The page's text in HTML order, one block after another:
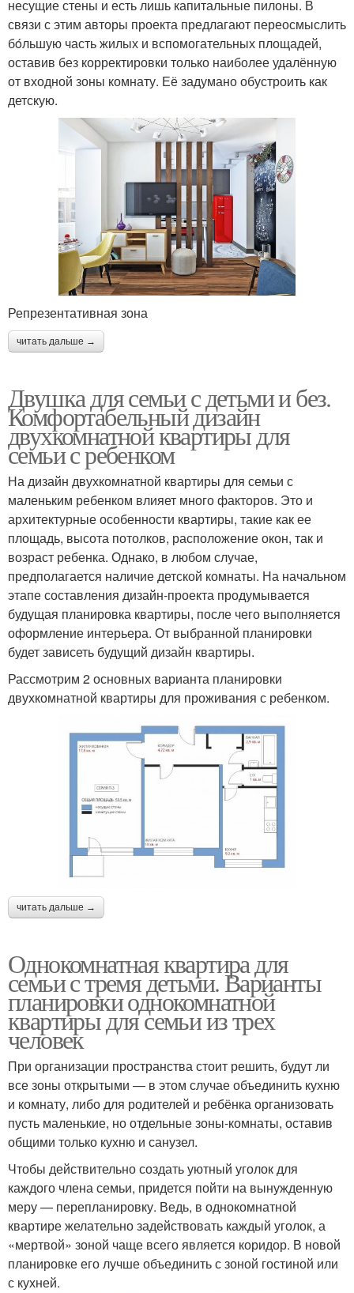
несущие стены и есть лишь капитальные пилоны. В
связи с этим авторы проекта предлагают переосмыслить
бόльшую часть жилых и вспомогательных площадей,
оставив без корректировки только наиболее удалённую
от входной зоны комнату. Её задумано обустроить как
детскую.
Репрезентативная зона
читать дальше →
Двушка для семьи с детьми и без.
Комфортабельный дизайн
двухкомнатной квартиры для
семьи с ребенком
На дизайн двухкомнатной квартиры для семьи с
маленьким ребенком влияет много факторов. Это и
архитектурные особенности квартиры, такие как ее
площадь, высота потолков, расположение окон, так и
возраст ребенка. Однако, в любом случае,
предполагается наличие детской комнаты. На начальном
этапе составления дизайн-проекта продумывается
будущая планировка квартиры, после чего выполняется
оформление интерьера. От выбранной планировки
будет зависеть будущий дизайн квартиры.
Рассмотрим 2 основных варианта планировки
двухкомнатной квартиры для проживания с ребенком.
читать дальше →
Однокомнатная квартира для
семьи с тремя детьми. Варианты
планировки однокомнатной
квартиры для семьи из трех
человек
При организации пространства стоит решить, будут ли
все зоны открытыми — в этом случае объединить кухню
и комнату, либо для родителей и ребёнка организовать
пусть маленькие, но отдельные зоны-комнаты, оставив
общими только кухню и санузел.
Чтобы действительно создать уютный уголок для
каждого члена семьи, придется пойти на вынужденную
меру — перепланировку. Ведь, в однокомнатной
квартире желательно задействовать каждый уголок, а
«мертвой» зоной чаще всего является коридор. В новой
планировке его лучше объединить с зоной гостиной или
с кухней.